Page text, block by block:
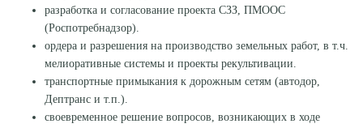
разработка и согласование проекта СЗЗ, ПМООС
(Роспотребнадзор).
ордера и разрешения на производство земельных работ, в т.ч.
мелиоративные системы и проекты рекультивации.
транспортные примыкания к дорожным сетям (автодор,
Дептранс и т.п.).
своевременное решение вопросов, возникающих в ходе